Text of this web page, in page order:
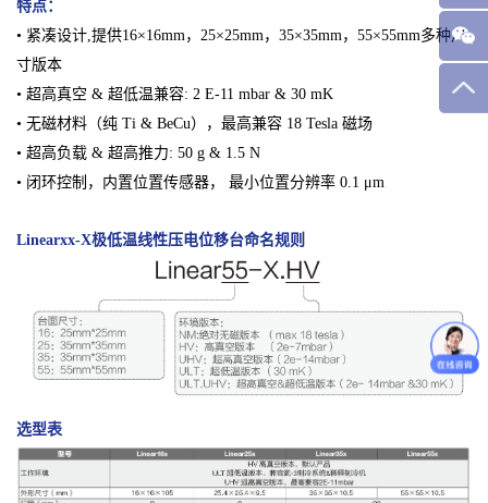
特点：
• 紧凑设计,提供16×16mm，25×25mm，35×35mm，55×55mm多种尺
寸版本
• 超高真空 & 超低温兼容: 2 E-11 mbar & 30 mK
• 无磁材料（纯 Ti & BeCu），最高兼容 18 Tesla 磁场
• 超高负载 & 超高推力: 50 g & 1.5 N
• 闭环控制，内置位置传感器， 最小位置分辨率 0.1 μm
Linearxx-X极低温线性压电位移台命名规则
选型表